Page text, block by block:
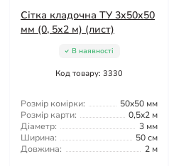
Сітка кладочна ТУ 3x50x50
мм (0, 5x2 м) (лист)
В наявності
Код товару: 3330
Розмір комірки:
50x50 мм
Розмір карти:
0,5x2 м
Діаметр:
3 мм
Ширина:
50 см
Довжина:
2 м